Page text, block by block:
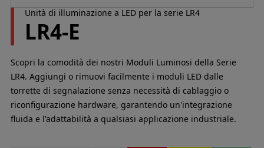
Unità di illuminazione a LED per la serie LR4
LR4-E
Scopri la comodità dei nostri Moduli Luminosi della Serie
LR4. Aggiungi o rimuovi facilmente i moduli LED dalle
torrette di segnalazione senza necessità di cablaggio o
riconfigurazione hardware, garantendo un'integrazione
fluida e l'adattabilità a qualsiasi applicazione industriale.